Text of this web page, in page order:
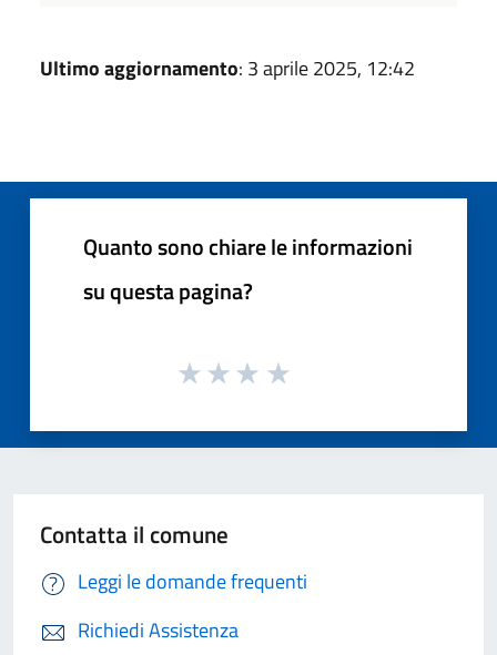
Ultimo aggiornamento: 3 aprile 2025, 12:42
Quanto sono chiare le informazioni
su questa pagina?
Contatta il comune
Leggi le domande frequenti
Richiedi Assistenza